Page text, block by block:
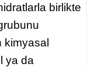
birlikte
kimyasal
ya da